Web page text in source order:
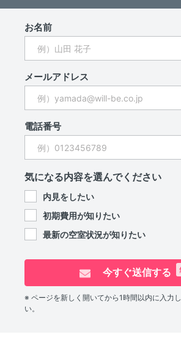
お名前
メールアドレス
電話番号
気になる内容を選んでください
内見をしたい
初期費用が知りたい
最新の空室状況が知りたい
今すぐ送信する
※ ページを新しく開いてから1時間以内に入力
い。